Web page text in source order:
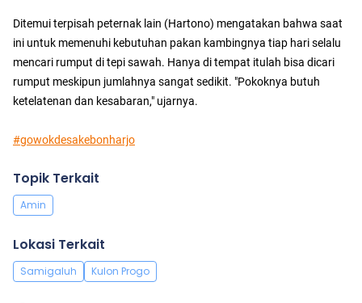
Ditemui terpisah peternak lain (Hartono) mengatakan bahwa saat
ini untuk memenuhi kebutuhan pakan kambingnya tiap hari selalu
mencari rumput di tepi sawah. Hanya di tempat itulah bisa dicari
rumput meskipun jumlahnya sangat sedikit. "Pokoknya butuh
ketelatenan dan kesabaran," ujarnya.
#gowokdesakebonharjo
Topik Terkait
Amin
Lokasi Terkait
Samigaluh Kulon Progo